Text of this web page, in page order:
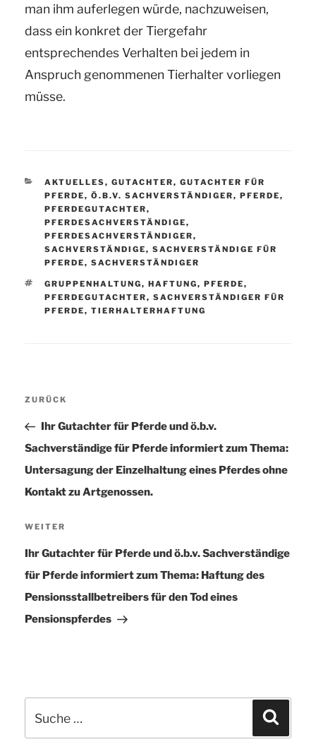
man ihm auferlegen würde, nachzuweisen,
dass ein konkret der Tiergefahr
entsprechendes Verhalten bei jedem in
Anspruch genommenen Tierhalter vorliegen
müsse.
KATEGORIEN
AKTUELLES, GUTACHTER, GUTACHTER FÜR
PFERDE, Ö.B.V. SACHVERSTÄNDIGER, PFERDE,
PFERDEGUTACHTER,
PFERDESACHVERSTÄNDIGE,
PFERDESACHVERSTÄNDIGER,
SACHVERSTÄNDIGE, SACHVERSTÄNDIGE FÜR
PFERDE, SACHVERSTÄNDIGER
SCHLAGWÖRTER
GRUPPENHALTUNG, HAFTUNG, PFERDE,
PFERDEGUTACHTER, SACHVERSTÄNDIGER FÜR
PFERDE, TIERHALTERHAFTUNG
Vorheriger
Beitrag
ZURÜCK
Ihr Gutachter für Pferde und ö.b.v.
Sachverständige für Pferde informiert zum Thema:
Untersagung der Einzelhaltung eines Pferdes ohne
Kontakt zu Artgenossen.
Nächster
Beitrag
WEITER
Ihr Gutachter für Pferde und ö.b.v. Sachverständige
für Pferde informiert zum Thema: Haftung des
Pensionsstallbetreibers für den Tod eines
Pensionspferdes